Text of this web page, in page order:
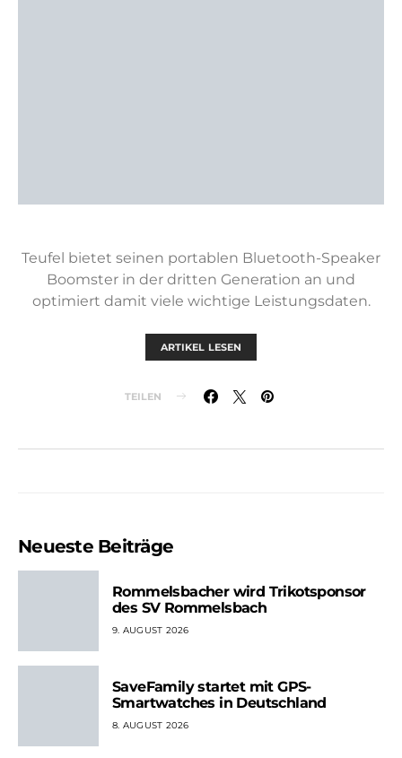
Teufel bietet seinen portablen Bluetooth-Speaker
Boomster in der dritten Generation an und
optimiert damit viele wichtige Leistungsdaten.
ARTIKEL LESEN
TEILEN
Neueste Beiträge
Rommelsbacher wird Trikotsponsor
des SV Rommelsbach
9. AUGUST 2026
SaveFamily startet mit GPS-
Smartwatches in Deutschland
8. AUGUST 2026